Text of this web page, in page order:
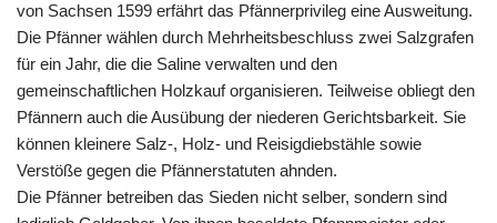
von Sachsen 1599 erfährt das Pfännerprivileg eine Ausweitung.
Die Pfänner wählen durch Mehrheitsbeschluss zwei Salzgrafen
für ein Jahr, die die Saline verwalten und den
gemeinschaftlichen Holzkauf organisieren. Teilweise obliegt den
Pfännern auch die Ausübung der niederen Gerichtsbarkeit. Sie
können kleinere Salz-, Holz- und Reisigdiebstähle sowie
Verstöße gegen die Pfännerstatuten ahnden.
Die Pfänner betreiben das Sieden nicht selber, sondern sind